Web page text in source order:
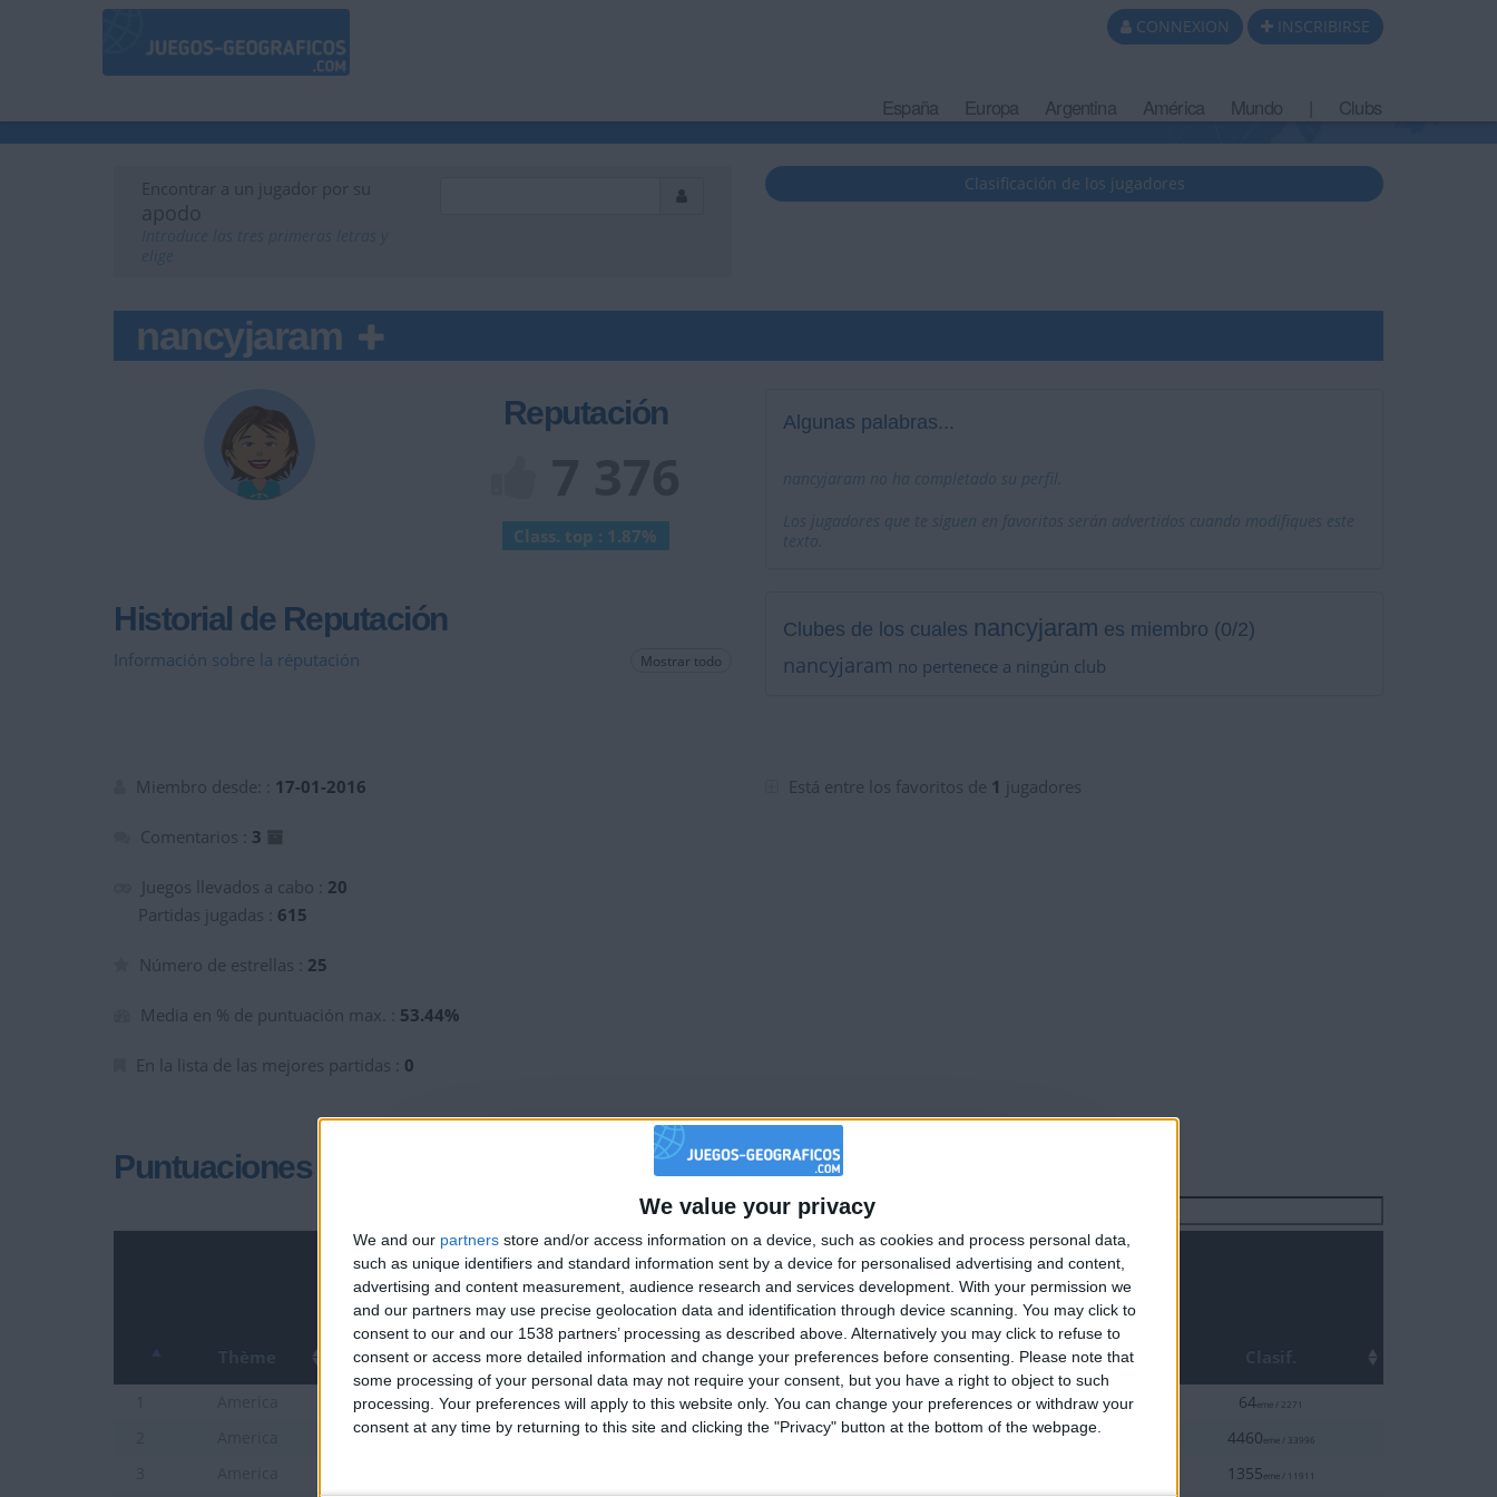
We value your privacy
We and our partners store and/or access information on a device, such as cookies and process personal data,
such as unique identifiers and standard information sent by a device for personalised advertising and content,
advertising and content measurement, audience research and services development. With your permission we
and our partners may use precise geolocation data and identification through device scanning. You may click to
consent to our and our 1538 partners’ processing as described above. Alternatively you may click to refuse to
consent or access more detailed information and change your preferences before consenting.
Please note that
some processing of your personal data may not require your consent, but you have a right to object to such
processing. Your preferences will apply to this website only. You can change your preferences or withdraw your
consent at any time by returning to this site and clicking the "Privacy" button at the bottom of the webpage.
CONNEXION INSCRIBIRSE
España Europa Argentina América Mundo Clubs
Encontrar a un jugador por su
apodo
Clasificación de los jugadores
nancyjaram
Reputación
Class. top : 1.87%
Historial de Reputación
Información sobre la réputación Mostrar todo
Algunas palabras...
nancyjaram no ha completado su perfil.
Los jugadores que te siguen en favoritos serán advertidos cuando modifiques este
texto.
Clubes de los cuales nancyjaram es miembro (0/2)
nancyjaram no pertenece a ningún club
Miembro desde: : 17-01-2016
Comentarios : 3
Juegos llevados a cabo : 20
Partidas jugadas : 615
Número de estrellas : 25
Media en % de puntuación max. : 53.44%
En la lista de las mejores partidas : 0
Está entre los favoritos de 1 jugadores
Puntuaciones
1 4 2 2
Thème Nombre
Mejor
resultados
Fecha Top Clasif.
Ciudades de Colombia 111500 2023-07-08 5% 64eme / 2271
Países de America del Sur 107884 2023-02-17 20% 4460eme / 33996
1355eme / 11911
🇺🇸 We noticed you’re visiting from
an English-speaking country
Join our American version now and be among
the firsts to submit your score on our
leaderboards!